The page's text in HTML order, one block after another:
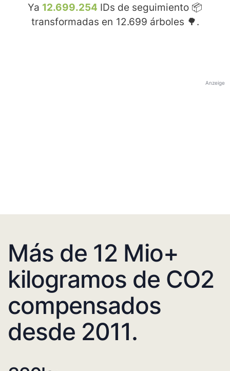
Ya 12.699.254 IDs de seguimiento 📦
transformadas en 12.699 árboles 🌳.
Anzeige
Más de 12 Mio+
kilogramos de CO2
compensados
desde 2011.